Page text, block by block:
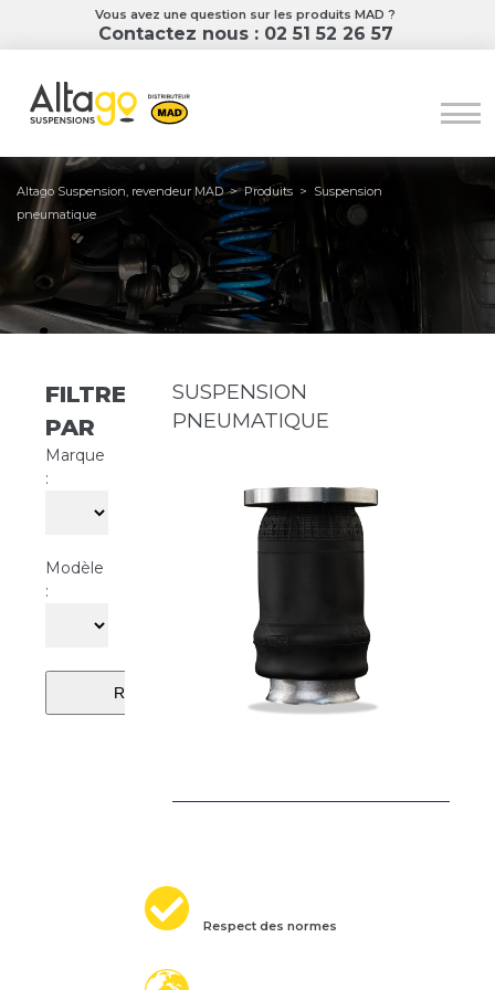
Vous avez une question sur les produits MAD ?
Contactez nous : 02 51 52 26 57
Altago Suspension, revendeur MAD> Produits > Suspension
pneumatique
SUSPENSION
PNEUMATIQUE
FILTRER
PAR
Marque
:
Modèle
:
Respect des normes